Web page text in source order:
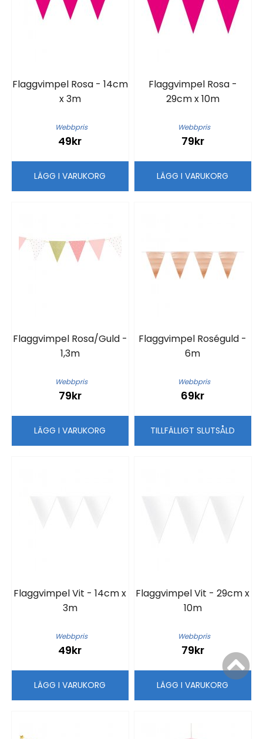
Flaggvimpel Rosa - 14cm
x 3m
Webbpris
49kr
LÄGG I VARUKORG
Flaggvimpel Rosa -
29cm x 10m
Webbpris
79kr
LÄGG I VARUKORG
Flaggvimpel Rosa/Guld -
1,3m
Webbpris
79kr
LÄGG I VARUKORG
Flaggvimpel Roséguld -
6m
Webbpris
69kr
TILLFÄLLIGT SLUTSÅLD
Flaggvimpel Vit - 14cm x
3m
Webbpris
49kr
LÄGG I VARUKORG
Flaggvimpel Vit - 29cm x
10m
Webbpris
79kr
LÄGG I VARUKORG